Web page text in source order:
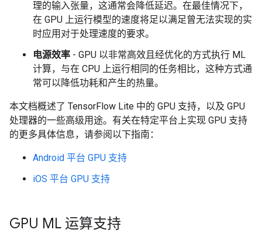
理的输入张量，这通常会降低延迟。在最佳情况下，
在 GPU 上运行模型的速度将足以满足曾无法实现的实
时应用对于处理速度的要求。
电源效率 - GPU 以非常高效且经优化的方式执行 ML
计算，与在 CPU 上运行相同的任务相比，这种方式通
常可以降低功耗和产生的热量。
本文档概述了 TensorFlow Lite 中的 GPU 支持，以及 GPU
处理器的一些高级用途。有关在特定平台上实现 GPU 支持
的更多具体信息，请参阅以下指南：
Android 平台 GPU 支持
iOS 平台 GPU 支持
GPU ML 运算支持